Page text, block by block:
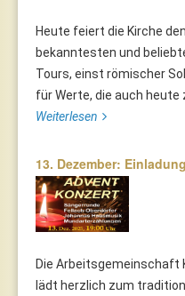
Heute feiert die Kirche
bekanntesten und
Tours, einst römischer
für Werte, die auch heute
Weiterlesen
13. Dezember:
Die Arbeitsgemeinschaft
lädt herzlich zum